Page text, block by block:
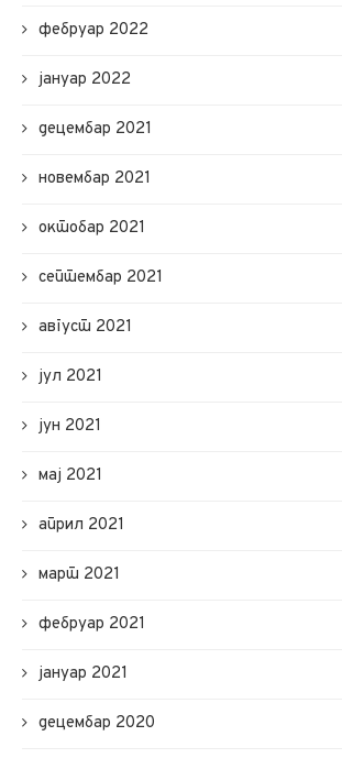
фебруар 2022
јануар 2022
децембар 2021
новембар 2021
октобар 2021
септембар 2021
август 2021
јул 2021
јун 2021
мај 2021
април 2021
март 2021
фебруар 2021
јануар 2021
децембар 2020